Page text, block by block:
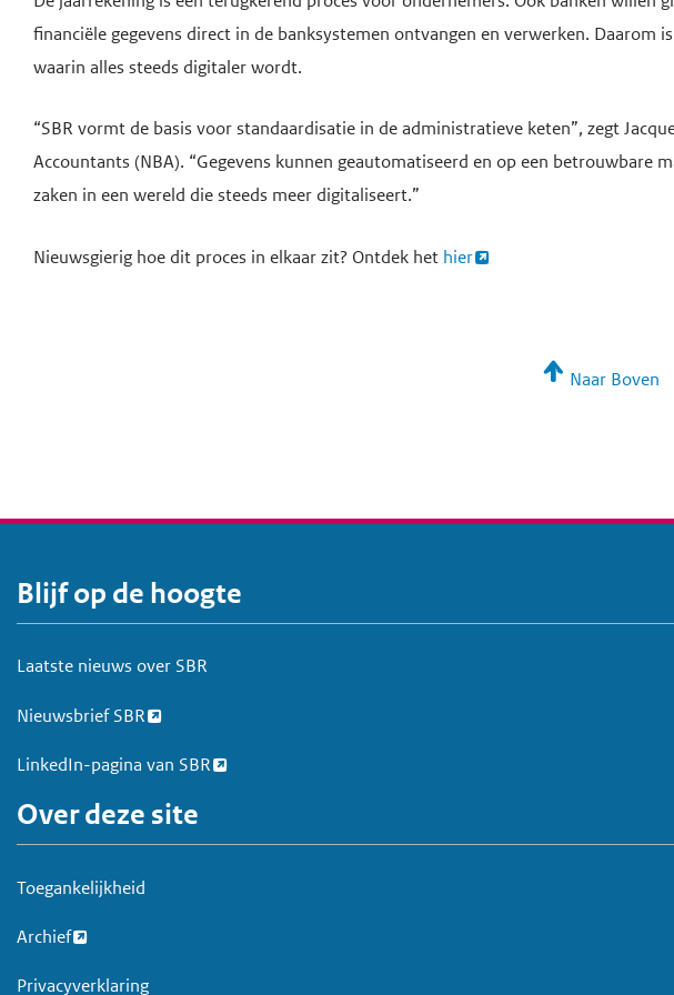
financiële gegevens direct in de banksystemen ontvangen en verwerken. Daarom
waarin alles steeds digitaler wordt.
“SBR vormt de basis voor standaardisatie in de administratieve keten”, zegt
Accountants (NBA). “Gegevens kunnen geautomatiseerd en op een
zaken in een wereld die steeds meer digitaliseert.”
Nieuwsgierig hoe dit proces in elkaar zit? Ontdek het hier
Naar Boven
V
o
e
t
Blijf op de hoogte
Laatste nieuws over SBR
Nieuwsbrief SBR
LinkedIn-pagina van SBR
Over deze site
Toegankelijkheid
Archief
Privacyverklaring